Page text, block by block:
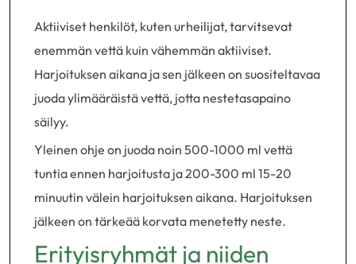
Aktiiviset henkilöt, kuten urheilijat, tarvitsevat
enemmän vettä kuin vähemmän aktiiviset.
Harjoituksen aikana ja sen jälkeen on suositeltavaa
juoda ylimääräistä vettä, jotta nestetasapaino
säilyy.
Yleinen ohje on juoda noin 500-1000 ml vettä
tuntia ennen harjoitusta ja 200-300 ml 15-20
minuutin välein harjoituksen aikana. Harjoituksen
jälkeen on tärkeää korvata menetetty neste.
Erityisryhmät ja niiden